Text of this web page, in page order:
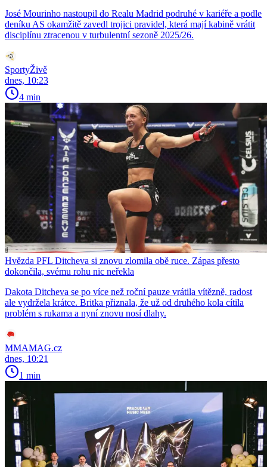
José Mourinho nastoupil do Realu Madrid podruhé v kariéře a podle
deníku AS okamžitě zavedl trojici pravidel, která mají kabině vrátit
disciplínu ztracenou v turbulentní sezoně 2025/26.
SportyŽivě
dnes, 10:23
4 min
Hvězda PFL Ditcheva si znovu zlomila obě ruce. Zápas přesto
dokončila, svému rohu nic neřekla
Dakota Ditcheva se po více než roční pauze vrátila vítězně, radost
ale vydržela krátce. Britka přiznala, že už od druhého kola cítila
problém s rukama a nyní znovu nosí dlahy.
MMAMAG.cz
dnes, 10:21
1 min